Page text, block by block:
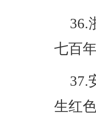
36.
七百
37.
生红